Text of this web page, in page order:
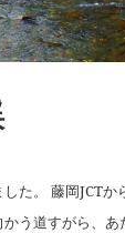
た。 藤岡JCTか
う道すがら、あ